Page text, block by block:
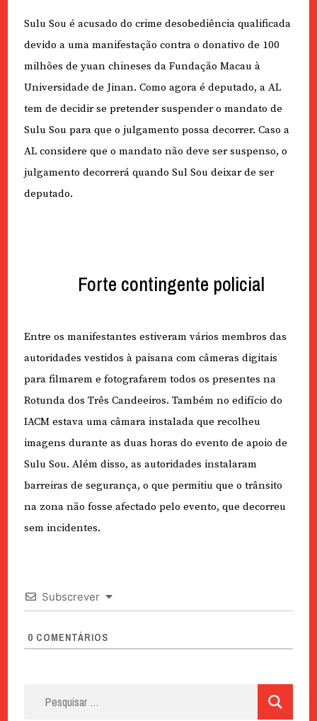
Sulu Sou é acusado do crime desobediência qualificada
devido a uma manifestação contra o donativo de 100
milhões de yuan chineses da Fundação Macau à
Universidade de Jinan. Como agora é deputado, a AL
tem de decidir se pretender suspender o mandato de
Sulu Sou para que o julgamento possa decorrer. Caso a
AL considere que o mandato não deve ser suspenso, o
julgamento decorrerá quando Sul Sou deixar de ser
deputado.
Forte contingente policial
Entre os manifestantes estiveram vários membros das
autoridades vestidos à paisana com câmeras digitais
para filmarem e fotografarem todos os presentes na
Rotunda dos Três Candeeiros. Também no edifício do
IACM estava uma câmara instalada que recolheu
imagens durante as duas horas do evento de apoio de
Sulu Sou. Além disso, as autoridades instalaram
barreiras de segurança, o que permitiu que o trânsito
na zona não fosse afectado pelo evento, que decorreu
sem incidentes.
Subscrever
0 COMENTÁRIOS